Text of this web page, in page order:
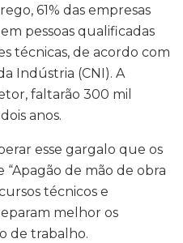
61% das empresas
pessoas qualificadas
técnicas, de acordo com
Indústria (CNI). A
faltarão 300 mil
anos.
esse gargalo que os
“Apagão de mão de obra
técnicos e
melhor os
de trabalho.